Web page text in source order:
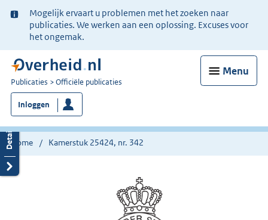
Ter
informatie:
Mogelijk ervaart u problemen met het zoeken naar
publicaties. We werken aan een oplossing. Excuses voor
het ongemak.
Menu
U
bent
nu
hier:
Publicaties Officiële publicaties
Inloggen
Home Kamerstuk 25424, nr. 342